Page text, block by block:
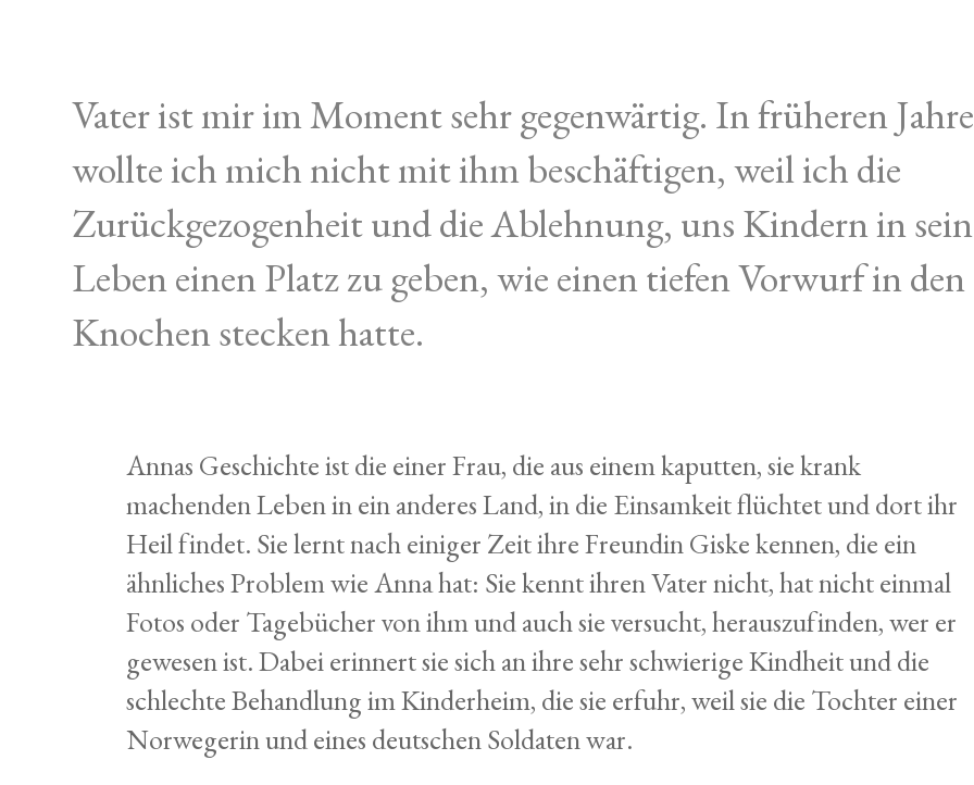
Vater ist mir im Moment sehr gegenwärtig. In früheren
wollte ich mich nicht mit ihm beschäftigen, weil ich die
Zurückgezogenheit und die Ablehnung, uns Kindern in
Leben einen Platz zu geben, wie einen tiefen Vorwurf in den
Knochen stecken hatte.
Annas Geschichte ist die einer Frau, die aus einem kaputten, sie krank
machenden Leben in ein anderes Land, in die Einsamkeit flüchtet und dort ihr
Heil findet. Sie lernt nach einiger Zeit ihre Freundin Giske kennen, die ein
ähnliches Problem wie Anna hat: Sie kennt ihren Vater nicht, hat nicht einmal
Fotos oder Tagebücher von ihm und auch sie versucht, herauszufinden, wer er
gewesen ist. Dabei erinnert sie sich an ihre sehr schwierige Kindheit und die
schlechte Behandlung im Kinderheim, die sie erfuhr, weil sie die Tochter einer
Norwegerin und eines deutschen Soldaten war.